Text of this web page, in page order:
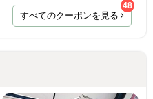
すべてのクーポンを見る
48